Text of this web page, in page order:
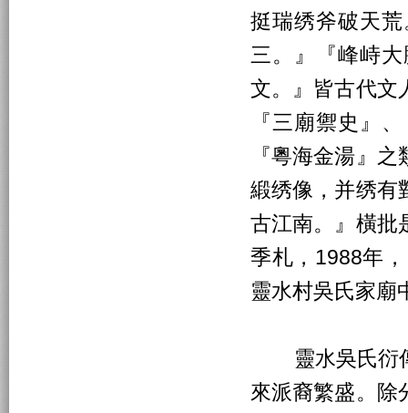
挺瑞绣斧破天
三。』『峰峙
文。』皆古代文
『三廟禦史』
『粵海金湯』
緞绣像，并绣有
古江南。』橫批
季札，1988年
靈水村吳氏家廟
靈水吳氏衍傳
來派裔繁盛。除